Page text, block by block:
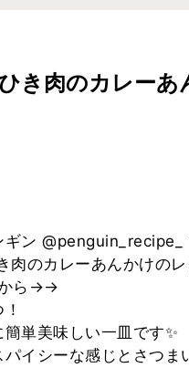
き肉のカレーあ
ン @penguin_recipe_
肉のカレーあんかけのレ
ら→→
単美味しい一皿です✨
イシーな感じとさつ